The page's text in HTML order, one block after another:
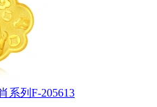
系列F-205613